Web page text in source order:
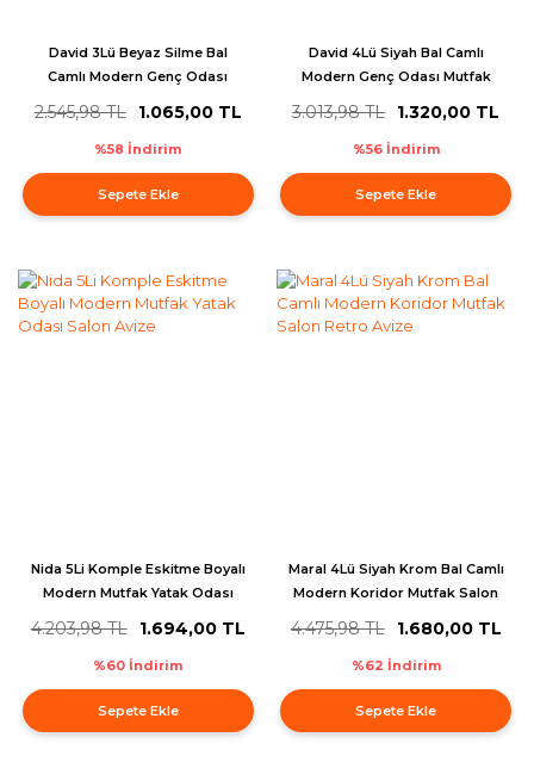
David 3Lü Beyaz Silme Bal
Camlı Modern Genç Odası
2.545,98 TL 1.065,00 TL
%58 İndirim
Sepete Ekle
David 4Lü Siyah Bal Camlı
Modern Genç Odası Mutfak
3.013,98 TL 1.320,00 TL
%56 İndirim
Sepete Ekle
Nida 5Li Komple Eskitme Boyalı
Modern Mutfak Yatak Odası
4.203,98 TL 1.694,00 TL
%60 İndirim
Sepete Ekle
Maral 4Lü Siyah Krom Bal Camlı
Modern Koridor Mutfak Salon
4.475,98 TL 1.680,00 TL
%62 İndirim
Sepete Ekle